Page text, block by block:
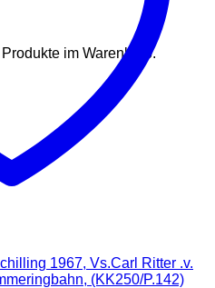
im Warenkorb.